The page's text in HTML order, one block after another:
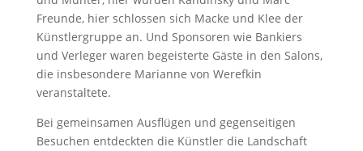
Freunde, hier schlossen sich Macke und Klee der
Künstlergruppe an. Und Sponsoren wie Bankiers
und Verleger waren begeisterte Gäste in den Salons,
die insbesondere Marianne von Werefkin
veranstaltete.
Bei gemeinsamen Ausflügen und gegenseitigen
Besuchen entdeckten die Künstler die Landschaft